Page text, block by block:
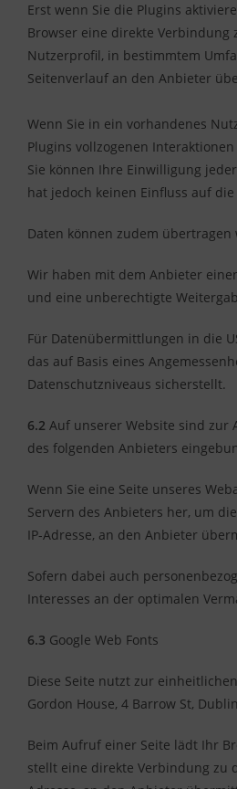
Erst wenn Sie die Plugins
Browser eine direkte Verbindung
Nutzerprofil, in bestimmtem
Seitenverlauf an den Anbieter
Wenn Sie in ein vorhandenes
Plugins vollzogenen
Sie können Ihre Einwilligung
hat jedoch keinen Einfluss auf
Daten können zudem übertragen
Wir haben mit dem Anbieter
und eine unberechtigte
Für Datenübermittlungen in die
das auf Basis eines
Datenschutzniveaus sicherstellt.
6.2 Auf unserer Website sind zur
des folgenden Anbieters
Wenn Sie eine Seite unseres
Servern des Anbieters her, um
IP-Adresse, an den Anbieter
Sofern dabei auch
Interesses an der optimalen
6.3 Google Web Fonts
Diese Seite nutzt zur
Gordon House, 4 Barrow St,
Beim Aufruf einer Seite lädt Ihr
stellt eine direkte Verbindung zu